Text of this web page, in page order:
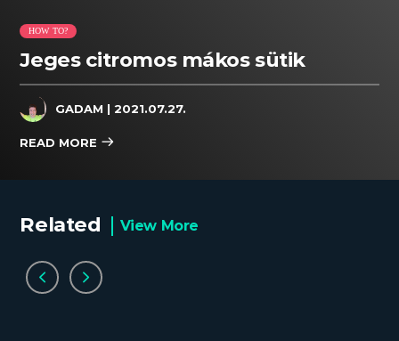
HOW TO?
Jeges citromos mákos sütik
GADAM | 2021.07.27.
READ MORE
Related View More